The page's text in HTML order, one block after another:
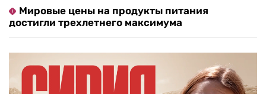
Мировые цены на продукты питания
достигли трехлетнего максимума